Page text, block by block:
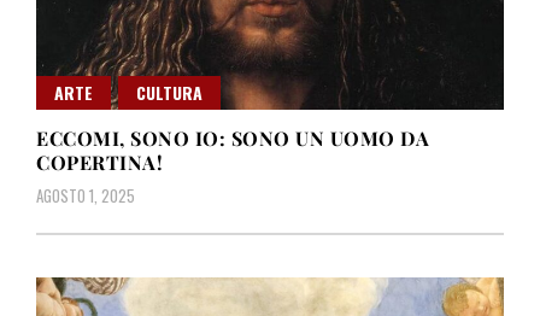
ARTE
CULTURA
ECCOMI, SONO IO: SONO UN UOMO DA
COPERTINA!
AGOSTO 1, 2025